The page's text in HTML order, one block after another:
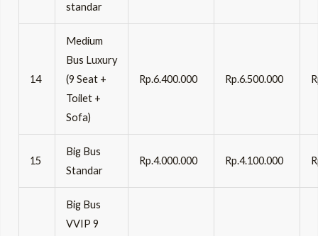
standar
14
Medium
Bus Luxury
(9 Seat +
Toilet +
Sofa)
Rp.6.400.000 Rp.6.500.000
15
Big Bus
Standar
Rp.4.000.000 Rp.4.100.000
Big Bus
VVIP 9